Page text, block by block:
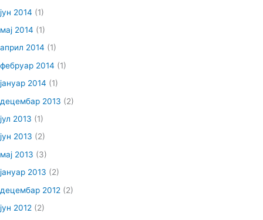
јун 2014 (1)
мај 2014 (1)
април 2014 (1)
фебруар 2014 (1)
јануар 2014 (1)
децембар 2013 (2)
јул 2013 (1)
јун 2013 (2)
мај 2013 (3)
јануар 2013 (2)
децембар 2012 (2)
јун 2012 (2)